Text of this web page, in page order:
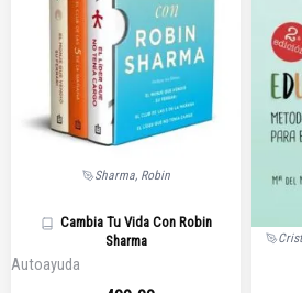
Sharma, Robin
Cambia Tu Vida Con Robin
Sharma
Autoayuda